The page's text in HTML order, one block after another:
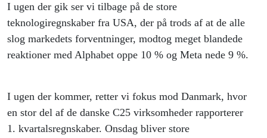
I ugen der gik ser vi tilbage på de store
teknologiregnskaber fra USA, der på trods af at de alle
slog markedets forventninger, modtog meget blandede
reaktioner med Alphabet oppe 10 % og Meta nede 9 %.
I ugen der kommer, retter vi fokus mod Danmark, hvor
en stor del af de danske C25 virksomheder rapporterer
1. kvartalsregnskaber. Onsdag bliver store